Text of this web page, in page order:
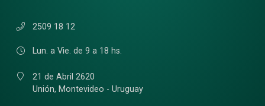
2509 18 12
Lun. a Vie. de 9 a 18 hs.
21 de Abril 2620
Unión, Montevideo - Uruguay